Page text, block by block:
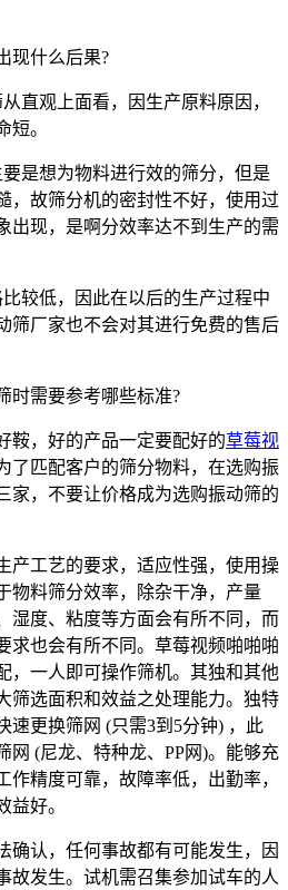
什么后果?
观上面看，因生产原料原因，
短。
想为物料进行效的筛分，但是
，故筛分机的密封性不好，使用过
出现，是啊分效率达不到生产的需
低，因此在以后的生产过程中
筛厂家也不会对其进行免费的售后
需要参考哪些标准?
，好的产品一定要配好的草莓视
了匹配客户的筛分物料，在选购振
家，不要让价格成为选购振动筛的
工艺的要求，适应性强，使用操
物料筛分效率，除杂干净，产量
湿度、粘度等方面会有所不同，而
求也会有所不同。草莓视频啪啪啪
，一人即可操作筛机。其独和其他
筛选面积和效益之处理能力。独特
速更换筛网 (只需3到5分钟) ，此
网 (尼龙、特种龙、PP网)。能够充
作精度可靠，故障率低，出勤率，
益好。
认，任何事故都有可能发生，因
故发生。试机需召集参加试车的人